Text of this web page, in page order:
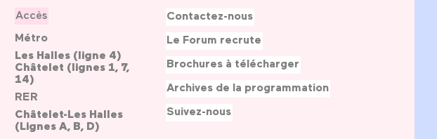
Accès
Métro
Les Halles (ligne 4)
Châtelet (lignes 1, 7,
14)
RER
Châtelet-Les Halles
(Lignes A, B, D)
Contactez-nous
Le Forum recrute
Brochures à télécharger
Archives de la programmation
Suivez-nous